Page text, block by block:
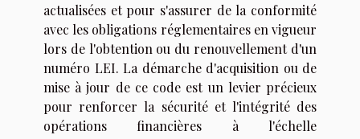
actualisées et pour s'assurer de la conformité
avec les obligations réglementaires en vigueur
lors de l'obtention ou du renouvellement d'un
numéro LEI. La démarche d'acquisition ou de
mise à jour de ce code est un levier précieux
pour renforcer la sécurité et l'intégrité des
opérations financières à l'échelle